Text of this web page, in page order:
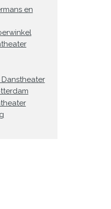
en